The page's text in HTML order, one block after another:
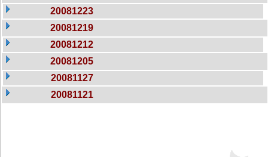
20081223
20081219
20081212
20081205
20081127
20081121